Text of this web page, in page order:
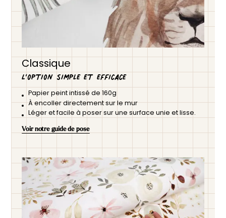
Classique
L’option simple et efficace
Papier peint intissé de 160g
À encoller directement sur le mur
Léger et facile à poser sur une surface unie et lisse.
Voir notre guide de pose